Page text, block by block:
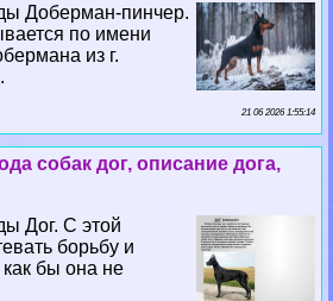
Доберман-пинчер.
по имени
из г.
21 06 2026 1:55:14
собак дог, описание дога,
Дог. С этой
борьбу и
бы она не